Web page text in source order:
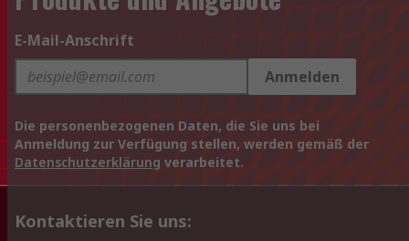
E-Mail-Anschrift
Anmelden
Die personenbezogenen Daten, die Sie uns bei
Anmeldung zur Verfügung stellen, werden gemäß der
Datenschutzerklärung verarbeitet.
Kontaktieren Sie uns: